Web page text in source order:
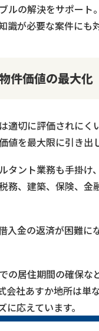
ルの解決をサポー
が必要な案件にも
件価値の最大化
適切に評価されに
値を最大限に引き出
タント業務も手掛
務、建築、保険、
入金の返済が困難
の居住期間の確保
会社あすか地所は
応えています。